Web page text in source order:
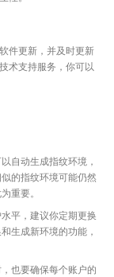
件更新，并及时更新
术支持服务，你可以
自动生成指纹环境，
的指纹环境可能仍然
重要。
平，建议你定期更换
生成新环境的功能，
也要确保每个账户的